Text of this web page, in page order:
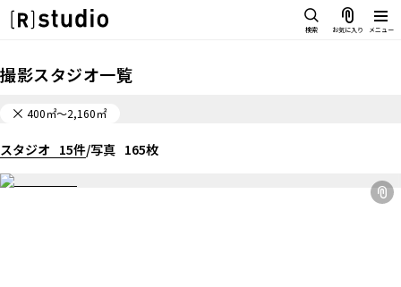
検索 お気に入り メニュー
IMAGE
雰囲気で探したい
SCENE
スタジオを探す
雰囲気で探したい
部屋ごとに写真で見比べたい
VARIATION
撮影スタジオ一覧
400㎡〜2,160㎡
スタジオ 15件/写真 165枚